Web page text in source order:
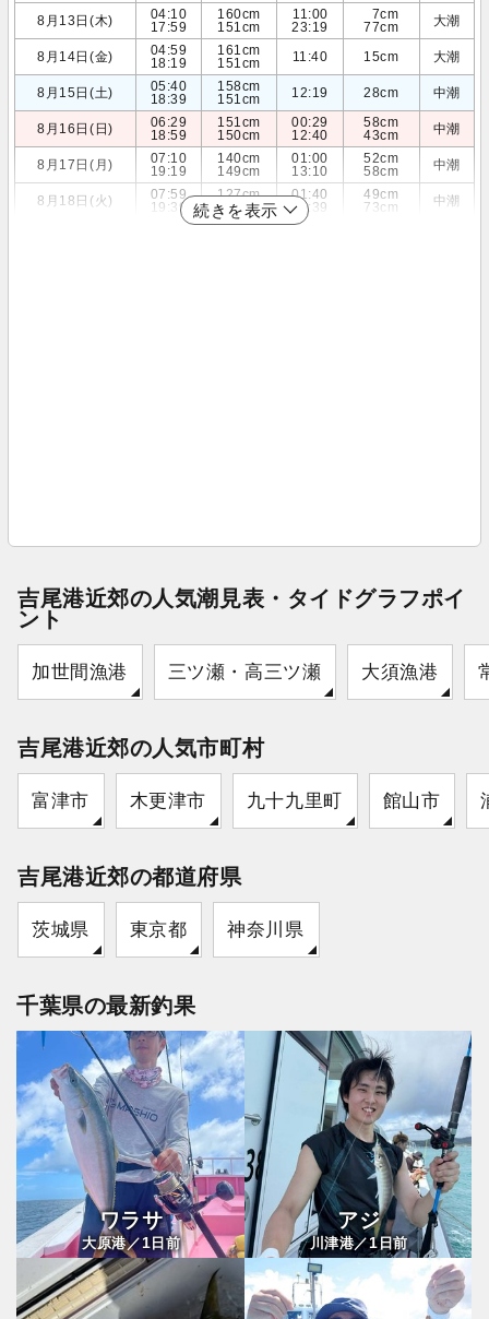
8月13日(木)
04:10
17:59
160cm
151cm
11:00
23:19
7cm
77cm
大潮
8月14日(金)
04:59
18:19
161cm
151cm
11:40 15cm 大潮
8月15日(土)
05:40
18:39
158cm
151cm
12:19 28cm 中潮
8月16日(日)
06:29
18:59
151cm
150cm
00:29
12:40
58cm
43cm
中潮
8月17日(月)
07:10
19:19
140cm
149cm
01:00
13:10
52cm
58cm
中潮
8月18日(火)
07:59
19:39
127cm
146cm
01:40
13:39
49cm
73cm
中潮
続きを表示
吉尾港近郊の人気潮見表・タイドグラフポイ
ント
加世間漁港 三ツ瀬・高三ツ瀬 大須漁港
吉尾港近郊の人気市町村
富津市 木更津市 九十九里町 館山市
吉尾港近郊の都道府県
茨城県 東京都 神奈川県
千葉県の最新釣果
ワラサ
大原港／ 1 日前
アジ
川津港／1日前